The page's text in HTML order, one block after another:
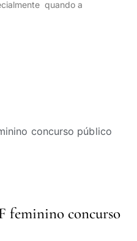
quando a
feminino concurso